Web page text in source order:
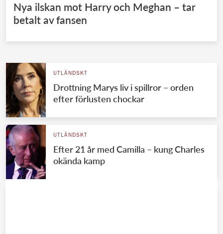
Nya ilskan mot Harry och Meghan – tar
betalt av fansen
UTLÄNDSKT
Drottning Marys liv i spillror – orden
efter förlusten chockar
UTLÄNDSKT
Efter 21 år med Camilla – kung Charles
okända kamp